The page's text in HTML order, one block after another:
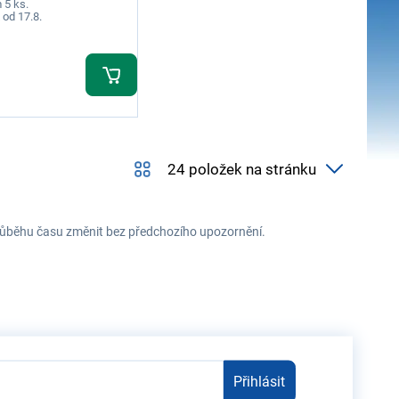
5 ks.
od 17.8.
času změnit bez předchozího upozornění.
Přihlásit